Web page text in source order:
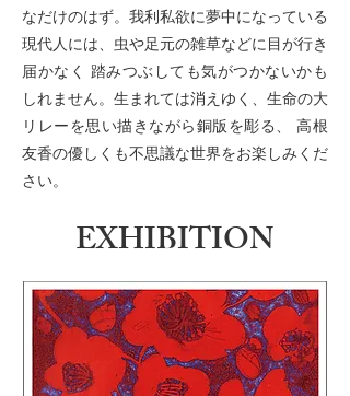
なだけのはず。我利私欲に夢中になっている
現代人には、虫や足元の雑草などに目が行き
届かなく 踏みつぶしても気がつかないかも
しれません。生まれては消えゆく、生命の大
リレーを思い描きながら銅版を彫る、 高根
友香の優しくも不思議な世界をお楽しみくだ
さい。
EXHIBITION